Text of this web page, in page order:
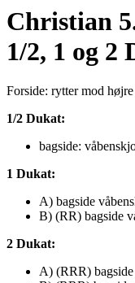
Christian
1/2, 1 og 2
Forside: rytter mod
1/2 Dukat:
bagside:
1 Dukat:
A) bagside
B) (RR) bagside
2 Dukat:
A) (RRR)